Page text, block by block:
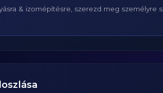
& izomépítésre, szerezd meg személyre